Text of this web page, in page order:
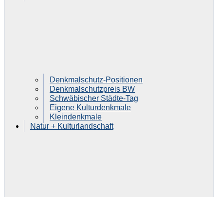
Denkmalschutz-Positionen
Denkmalschutzpreis BW
Schwäbischer Städte-Tag
Eigene Kulturdenkmale
Kleindenkmale
Natur + Kulturlandschaft